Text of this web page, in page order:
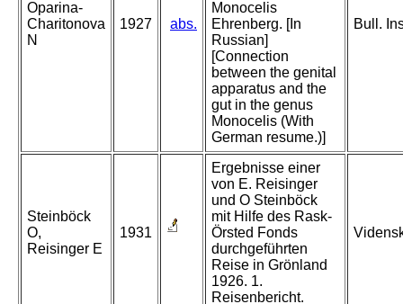
Oparina-
Charitonova
N
1927 abs.
Monocelis
Ehrenberg. [In
Russian]
[Connection
between the genital
apparatus and the
gut in the genus
Monocelis (With
German resume.)]
Bull.
Steinböck
O,
Reisinger E
1931
Ergebnisse einer
von E. Reisinger
und O Steinböck
mit Hilfe des Rask-
Örsted Fonds
durchgeführten
Reise in Grönland
1926. 1.
Reisenbericht.